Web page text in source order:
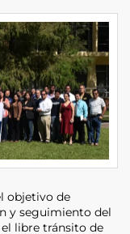
objetivo de
y seguimiento del
libre tránsito de